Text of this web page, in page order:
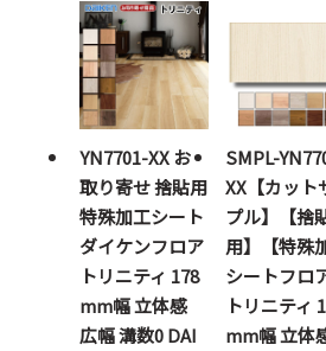
YN7701-XX お
取り寄せ 捨貼用
特殊加工シート
ダイケンフロア
トリニティ 178
mm幅 立体感
広幅 溝数0 DAI
SMPL-
XX【カット
プル】【捨
用】【特殊
シートフロ
トリニティ
mm幅 立体